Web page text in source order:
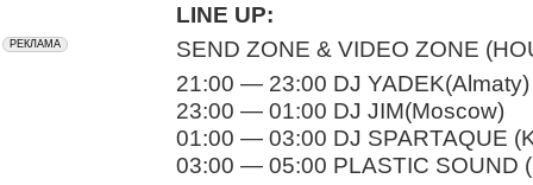
LINE UP:
SEND ZONE & VIDEO ZONE
21:00 — 23:00 DJ YADEK(Almaty)
23:00 — 01:00 DJ JIM(Moscow)
01:00 — 03:00 DJ SPARTAQUE
03:00 — 05:00 PLASTIC SOUND